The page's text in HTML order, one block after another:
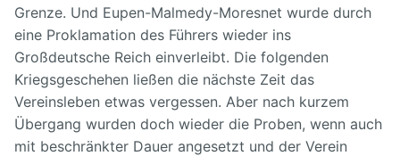
Grenze. Und Eupen-Malmedy-Moresnet wurde durch
eine Proklamation des Führers wieder ins
Großdeutsche Reich einverleibt. Die folgenden
Kriegsgeschehen ließen die nächste Zeit das
Vereinsleben etwas vergessen. Aber nach kurzem
Übergang wurden doch wieder die Proben, wenn auch
mit beschränkter Dauer angesetzt und der Verein